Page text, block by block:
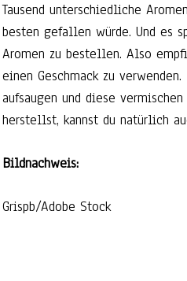
Tausend unterschiedliche
besten gefallen würde. Und es
Aromen zu bestellen. Also
einen Geschmack zu
aufsaugen und diese
herstellst, kannst du natürlich
Bildnachweis:
Grispb/Adobe Stock